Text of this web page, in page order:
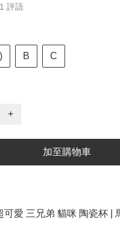
1 評語
B C
+
加至購物車
可愛 三兄弟 貓咪 陶瓷杯 |